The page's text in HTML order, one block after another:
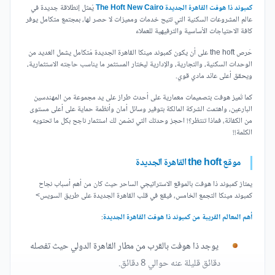
كمبوند ذا هوفت القاهرة الجديدة The Hoft New Cairo
يُمثل إنطلاقة جديدة في
عالم المشروعات السكنية التي تتيح خدمات ومميزات لا حصر لها، بمجتمع متكامل يوفر
كافة الاحتياجات الأساسية والترفيهية للعملاء
حَرص the hoft على أن يكون كمبوند مينكا القاهرة الجديدة مُتكامل يشمل العديد من
الوحدات السكنية، والتجارية، والإدارية ليختار المستثمر ما يناسب حاجته الاستثمارية،
ويحقق أعلى عائد مادي قوي.
كما تَميز هوفت بتصميمات معمارية على أحدث طراز على يد مجموعة من المهندسين
البارعين، واهتمت الشركة المالكة بتوفير وسائل أمان وأنظمة حماية على أعلى مستوى
من الكفائة، فماذا تنتظر؟! احجز وحدتك التي تضمن لك استثمار ناجح بكل ما تحتويه
الكلمة!!
موقع the hoft القاهرة الجديدة
يمتاز كمبوند ذا هوفت بالموقع الاستراتيجي الساحر حيث كان من أهم أسباب نجاح
كمبوند مينكا التجمع الخامس، فيقع في قلب القاهرة الجديدة على طريق السويس>
أهم المعالم القريبة من كمبوند ذا هوفت القاهرة الجديدة:
يوجد ذا هوفت بالقرب من مطار القاهرة الدولي حيث تفصله
دقائق قليلة عنه حوالي 8 دقائق.